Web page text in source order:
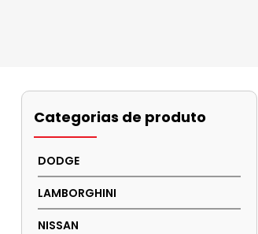
Categorias de produto
DODGE
LAMBORGHINI
NISSAN